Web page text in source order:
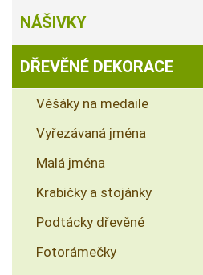
NÁŠIVKY
DŘEVĚNÉ DEKORACE
Věšáky na medaile
Vyřezávaná jména
Malá jména
Krabičky a stojánky
Podtácky dřevěné
Fotorámečky